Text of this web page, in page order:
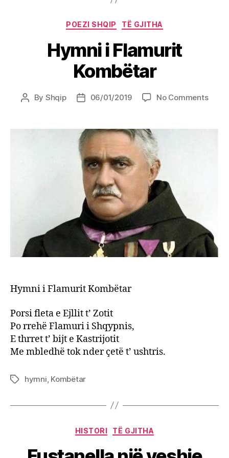
Categories
POEZI SHQIP TË GJITHA
Hymni i Flamurit
Kombëtar
Post
By Shqip
Post06/01/2019 No Commentson
Hymni i Flamurit Kombëtar
Porsi fleta e Ejllit t’ Zotit
Po rrehë Flamuri i Shqypnis,
E thrret t’ bijt e Kastrijotit
Me mbledhë tok nder çetë t’ ushtris.
Tagshymni Kombëtar
Categories
HISTORI TË GJITHA